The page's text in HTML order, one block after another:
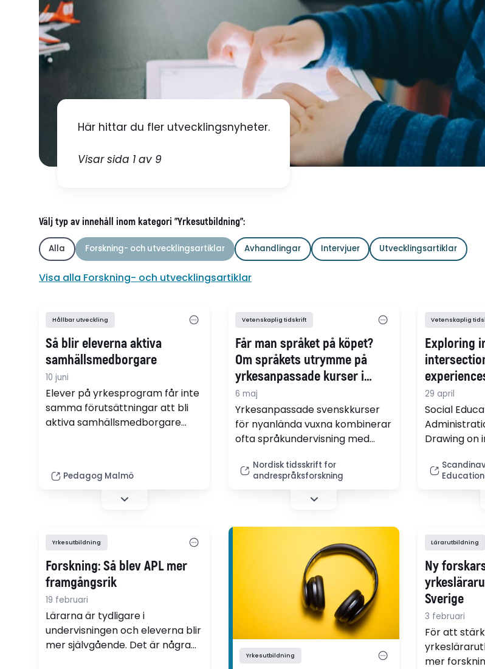
Här hittar du fler utvecklingsnyheter.
Visar sida 1 av 9
Välj typ av innehåll inom kategori "Yrkesutbildning":
Alla Forskning- och utvecklingsartiklar Avhandlingar Intervjuer Utvecklingsartiklar
Visa alla Forskning- och utvecklingsartiklar
Hållbar utveckling
Så blir eleverna aktiva
samhällsmedborgare
10 juni
Elever på yrkesprogram får inte
samma förutsättningar att bli
aktiva samhällsmedborgare
avhandling av Sara Brommesson
på Högskolan i Kristianstad.
Pedagog Malmö
Vetenskaplig tidskrift
Får man språket på köpet?
Om språkets utrymme på
yrkesanpassade kurser i
svenska
6 maj
Yrkesanpassade svenskkurser
för nyanlända vuxna kombinerar
ofta språkundervisning med
vistelse på en arbetsplats
främjar utvecklingen av ett
yrkesspråk. Forskning visar dock
explicit språkträning. Dessutom
befaras särskilda kurser i
yrkessvenska ge nischade
språkkunskaper på bekostnad
av en bredare allmän
språkfärdighet. Denna studie
undersöker möjligheter till
explicit språkträning i…
Nordisk tidsskrift for
andrespråksforskning
Vetenskaplig
Exploring
Denmark
29 april
Social
Drawing on
explores
negotiated
diverse
Yrkesutbildning
Forskning: Så blev APL mer
framgångsrik
19 februari
Lärarna är tydligare i
undervisningen och eleverna blir
mer självgående. Det är några
Yrkesutbildning
Lärarutbildning
Ny
Sverige
3 februari
För att
mer